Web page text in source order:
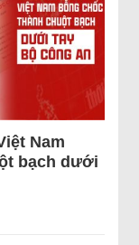
Nam
bạch dưới